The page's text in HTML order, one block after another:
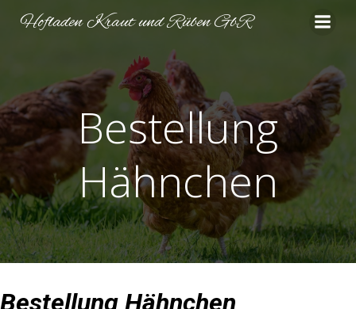
Inhalt
Hofladen Kraut und Rüben GbR
Bestellung
Hähnchen